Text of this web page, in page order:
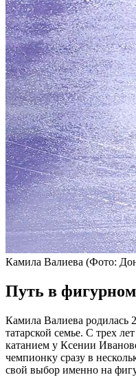
Камила Валиева (Фото:
Путь в
Камила Валиева родилась
татарской семье. С трех
катанием у Ксении
чемпионку сразу в
свой выбор именно на